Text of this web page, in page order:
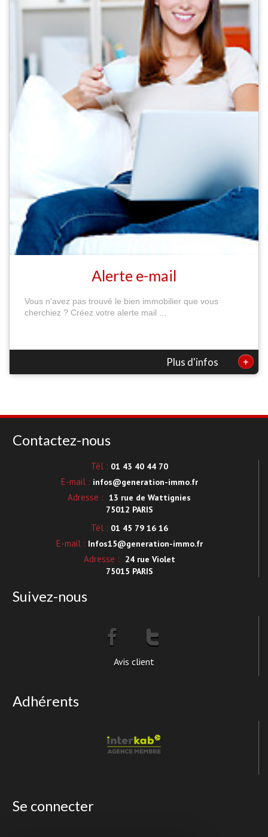
Alerte e-mail
Vous n'avez pas trouvé le bien immobilier que vous
cherchiez ? Créez votre alerte mail ...
Plus d'infos +
Contactez-nous
Tél : 01 43 40 44 70
E-mail : infos@generation-immo.fr
Adresse : 13 rue de Wattignies
75012 PARIS
Tél : 01 45 79 16 16
E-mail : Infos15@generation-immo.fr
Adresse :
24 rue Violet
75015 PARIS
Suivez-nous
Avis client
Adhérents
Se connecter